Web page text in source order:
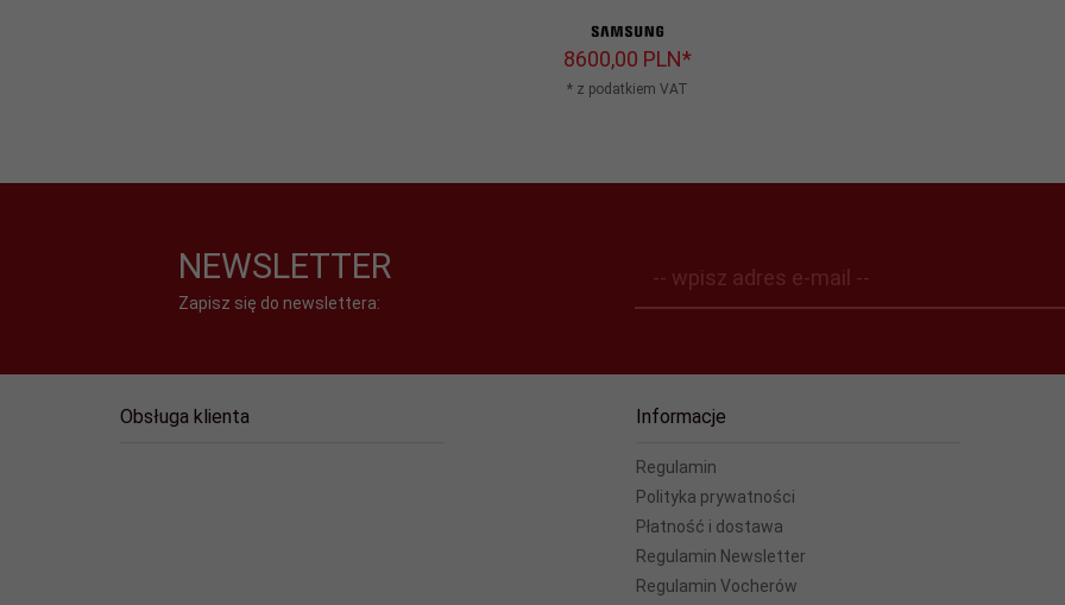
8600,00 PLN*
* z podatkiem VAT
NEWSLETTER
Zapisz się do newslettera:
-- wpisz adres e-mail --
Obsługa klienta Informacje
Regulamin
Polityka prywatności
Płatność i dostawa
Regulamin Newsletter
Regulamin Vocherów